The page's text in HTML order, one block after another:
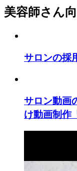
美容師さん
サロンの採
サロン動画
け動画制作